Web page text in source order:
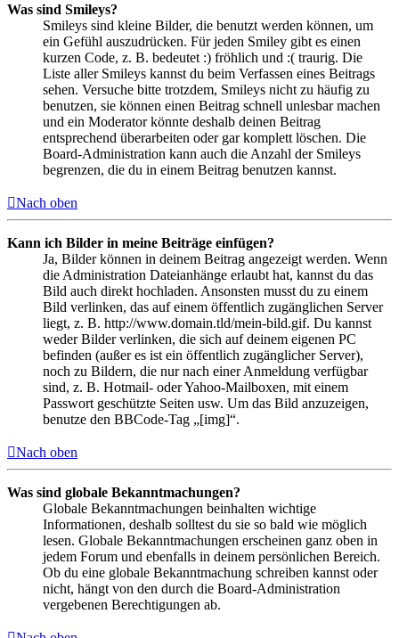
Was sind Smileys?
Smileys sind kleine Bilder, die benutzt werden können, um
ein Gefühl auszudrücken. Für jeden Smiley gibt es einen
kurzen Code, z. B. bedeutet :) fröhlich und :( traurig. Die
Liste aller Smileys kannst du beim Verfassen eines Beitrags
sehen. Versuche bitte trotzdem, Smileys nicht zu häufig zu
benutzen, sie können einen Beitrag schnell unlesbar machen
und ein Moderator könnte deshalb deinen Beitrag
entsprechend überarbeiten oder gar komplett löschen. Die
Board-Administration kann auch die Anzahl der Smileys
begrenzen, die du in einem Beitrag benutzen kannst.
Nach oben
Kann ich Bilder in meine Beiträge einfügen?
Ja, Bilder können in deinem Beitrag angezeigt werden. Wenn
die Administration Dateianhänge erlaubt hat, kannst du das
Bild auch direkt hochladen. Ansonsten musst du zu einem
Bild verlinken, das auf einem öffentlich zugänglichen Server
liegt, z. B. http://www.domain.tld/mein-bild.gif. Du kannst
weder Bilder verlinken, die sich auf deinem eigenen PC
befinden (außer es ist ein öffentlich zugänglicher Server),
noch zu Bildern, die nur nach einer Anmeldung verfügbar
sind, z. B. Hotmail- oder Yahoo-Mailboxen, mit einem
Passwort geschützte Seiten usw. Um das Bild anzuzeigen,
benutze den BBCode-Tag „[img]“.
Nach oben
Was sind globale Bekanntmachungen?
Globale Bekanntmachungen beinhalten wichtige
Informationen, deshalb solltest du sie so bald wie möglich
lesen. Globale Bekanntmachungen erscheinen ganz oben in
jedem Forum und ebenfalls in deinem persönlichen Bereich.
Ob du eine globale Bekanntmachung schreiben kannst oder
nicht, hängt von den durch die Board-Administration
vergebenen Berechtigungen ab.